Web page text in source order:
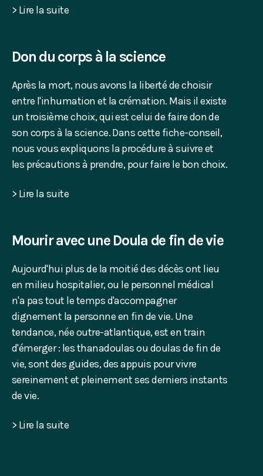
> Lire la suite
Don du corps à la science
Après la mort, nous avons la liberté de choisir
entre l'inhumation et la crémation. Mais il existe
un troisième choix, qui est celui de faire don de
son corps à la science. Dans cette fiche-conseil,
nous vous expliquons la procédure à suivre et
les précautions à prendre, pour faire le bon choix.
> Lire la suite
Mourir avec une Doula de fin de vie
Aujourd'hui plus de la moitié des décès ont lieu
en milieu hospitalier, ou le personnel médical
n'a pas tout le temps d'accompagner
dignement la personne en fin de vie. Une
tendance, née outre-atlantique, est en train
d'émerger : les thanadoulas ou doulas de fin de
vie, sont des guides, des appuis pour vivre
sereinement et pleinement ses derniers instants
de vie.
> Lire la suite